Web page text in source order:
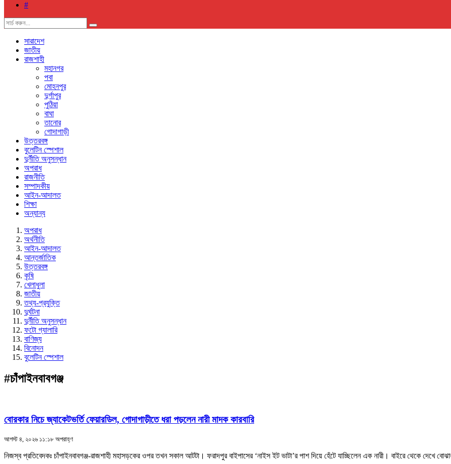
#
সারাদেশ
জাতীয়
রাজশাহী
মহানগর
পবা
মোহনপুর
দুর্গাপুর
পুঠিয়া
বাঘা
তানোর
গোদাগাড়ী
উত্তরবঙ্গ
বুলেটিন স্পেশাল
দুর্নীতি অনুসন্ধান
অপরাধ
রাজনীতি
সম্পাদকীয়
আইন-আদালত
শিক্ষা
অন্যান্য
অপরাধ
অর্থনীতি
আইন-আদালত
আন্তর্জাতিক
উত্তরবঙ্গ
কৃষি
খেলাধুলা
জাতীয়
তথ্য-প্রযুক্তি
দুর্ঘটনা
দুর্নীতি অনুসন্ধান
ফটো গ্যালারি
বাণিজ্য
বিনোদন
বুলেটিন স্পেশাল
#চাঁপাইনবাবগঞ্জ
বোরকার নিচে জ্যাকেটভর্তি ফেয়ারডিল, গোদাগাড়ীতে ধরা পড়লেন নারী মাদক কারবারি
আগস্ট ৪, ২০২৬ ১১:১৮ অপরাহ্ণ
নিজস্ব প্রতিবেদকঃ চাঁপাইনবাবগঞ্জ-রাজশাহী মহাসড়কের ওপর তখন সকাল আটটা। ফরাদপুর বাইপাসের ‘নাইস ইট ভাটা’র পাশ দিয়ে হেঁটে যাচ্ছিলেন এক নারী। বাইরে থেকে দেখে